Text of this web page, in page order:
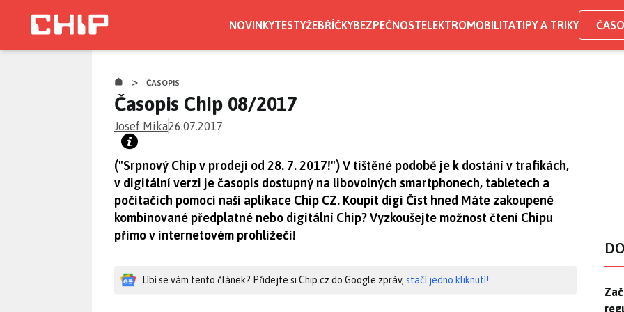
NOVINKYTESTYŽEBŘÍČKYBEZPEČNOSTELEKTROMOBILITATIPY A TRIKY
> ČASOPIS
Časopis Chip 08/2017
Josef Mika26.07.2017
("Srpnový Chip v prodeji od 28. 7. 2017!") V tištěné podobě je k dostání v trafikách,
v digitální verzi je časopis dostupný na libovolných smartphonech, tabletech a
počítačích pomocí naší aplikace Chip CZ. Koupit digi Číst hned Máte zakoupené
kombinované předplatné nebo digitální Chip? Vyzkoušejte možnost čtení Chipu
přímo v internetovém prohlížeči!
Líbí se vám tento článek? Přidejte si Chip.cz do Google zpráv, stačí jedno kliknutí!